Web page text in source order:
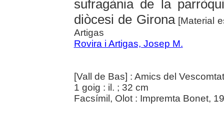
sufragània de la
diòcesi de Girona[Material
Artigas
Rovira i Artigas, Josep M.
[Vall de Bas] : Amics del
1 goig : il. ; 32 cm
Facsímil, Olot : Impremta Bonet,